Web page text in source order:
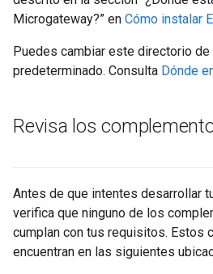
Microgateway?” en Cómo instalar
Puedes cambiar este directorio
predeterminado. Consulta Dónde
Revisa los
Antes de que intentes desarrollar
verifica que ninguno de los
cumplan con tus requisitos. Estos
encuentran en las siguientes